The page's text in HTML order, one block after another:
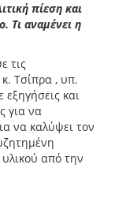
πίεση και
Τι αναμένει η
τις
Τσίπρα , υπ.
και
για να
να καλύψει τον
από την